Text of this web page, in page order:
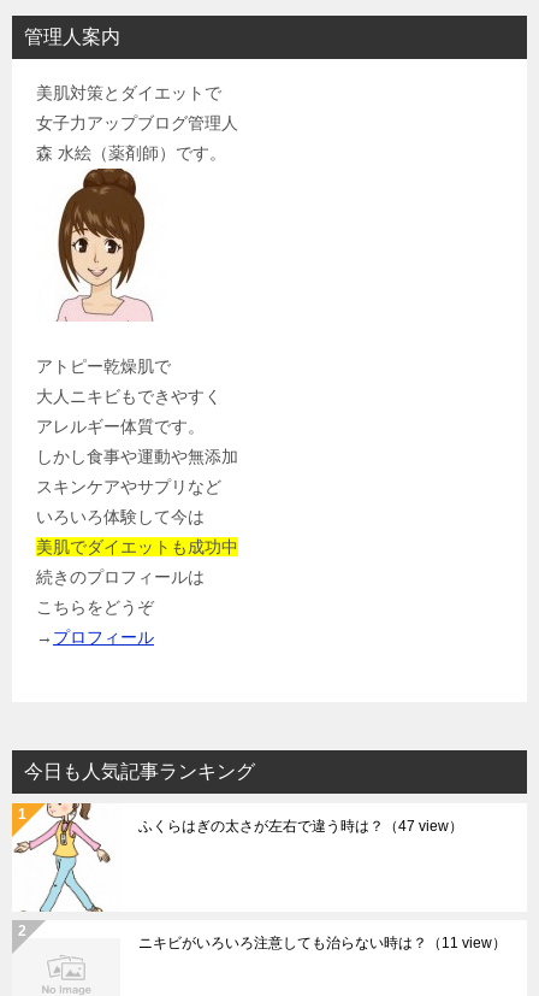
管理人案内
美肌対策とダイエットで
女子力アップブログ管理人
森 水絵（薬剤師）です。
アトピー乾燥肌で
大人ニキビもできやすく
アレルギー体質です。
しかし食事や運動や無添加
スキンケアやサプリなど
いろいろ体験して今は
美肌でダイエットも成功中
続きのプロフィールは
こちらをどうぞ
→ プロフィール
今日も人気記事ランキング
ふくらはぎの太さが左右で違う時は？ （47 view）
ニキビがいろいろ注意しても治らない時は？ （11 view）